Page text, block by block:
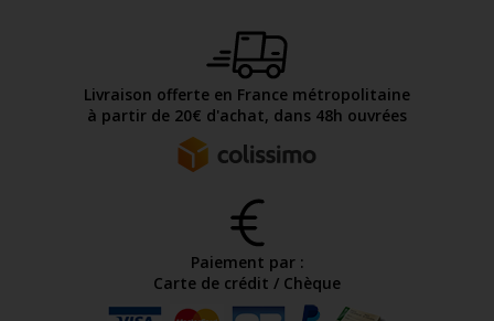
Livraison offerte en France métropolitaine
à partir de 20€ d'achat, dans 48h ouvrées
Paiement par :
Carte de crédit / Chèque